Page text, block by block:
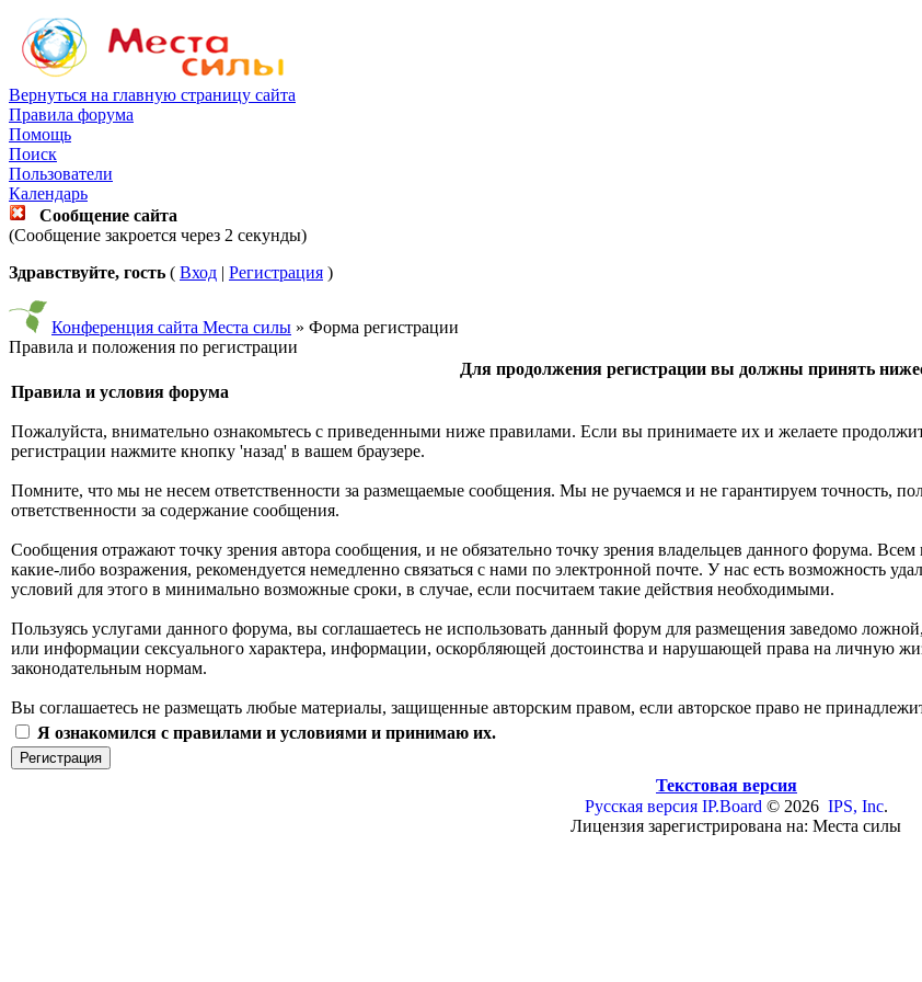
Вернуться на главную страницу сайта
Правила форума
Помощь
Поиск
Пользователи
Календарь
Сообщение сайта
(Сообщение закроется через 2 секунды)
Здравствуйте, гость ( Вход | Регистрация )
Конференция сайта Места силы » Форма регистрации
Правила и положения по регистрации
Для продолжения регистрации вы должны принять
Правила и условия форума
Пожалуйста, внимательно ознакомьтесь с приведенными ниже правилами. Если вы принимаете их и желаете
регистрации нажмите кнопку 'назад' в вашем браузере.
Помните, что мы не несем ответственности за размещаемые сообщения. Мы не ручаемся и не гарантируем точность,
ответственности за содержание сообщения.
Сообщения отражают точку зрения автора сообщения, и не обязательно точку зрения владельцев данного форума.
какие-либо возражения, рекомендуется немедленно связаться с нами по электронной почте. У нас есть возможность
условий для этого в минимально возможные сроки, в случае, если посчитаем такие действия необходимыми.
Пользуясь услугами данного форума, вы соглашаетесь не использовать данный форум для размещения заведомо
или информации сексуального характера, информации, оскорбляющей достоинства и нарушающей права на личную
законодательным нормам.
Вы соглашаетесь не размещать любые материалы, защищенные авторским правом, если авторское право не
Я ознакомился с правилами и условиями и принимаю их.
Текстовая версия
Русская версия IP.Board © 2026 IPS, Inc.
Лицензия зарегистрирована на: Места силы